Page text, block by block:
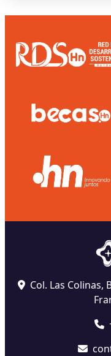
Col. Las Colinas,